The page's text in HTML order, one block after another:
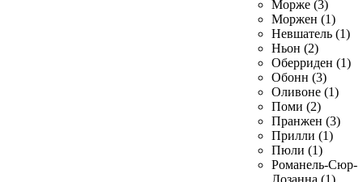
Морже (3)
Моржен (1)
Невшатель (1)
Ньон (2)
Оберриден (1)
Обонн (3)
Оливоне (1)
Поми (2)
Пранжен (3)
Прилли (1)
Пюли (1)
Романель-Сюр-
Лозанна (1)